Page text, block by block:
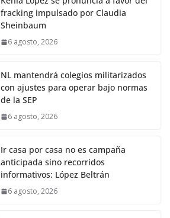
fracking impulsado por Claudia
Sheinbaum
6 agosto, 2026
NL mantendrá colegios militarizados
con ajustes para operar bajo normas
de la SEP
6 agosto, 2026
Ir casa por casa no es campaña
anticipada sino recorridos
informativos: López Beltrán
6 agosto, 2026